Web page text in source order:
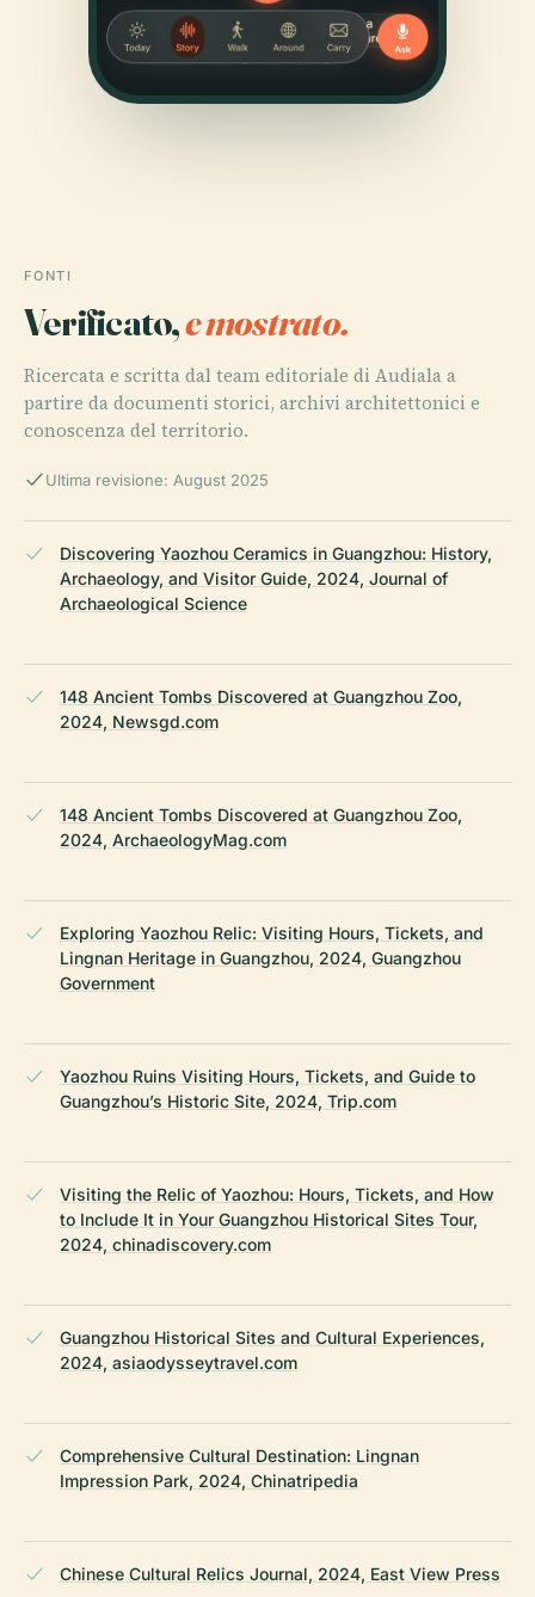
FONTI
Verificato,e mostrato.
Ricercata e scritta dal team editoriale di Audiala a
partire da documenti storici, archivi architettonici e
conoscenza del territorio.
Ultima revisione: August 2025
Discovering Yaozhou Ceramics in Guangzhou: History,
Archaeology, and Visitor Guide, 2024, Journal of
Archaeological Science
148 Ancient Tombs Discovered at Guangzhou Zoo,
2024, Newsgd.com
148 Ancient Tombs Discovered at Guangzhou Zoo,
2024, ArchaeologyMag.com
Exploring Yaozhou Relic: Visiting Hours, Tickets, and
Lingnan Heritage in Guangzhou, 2024, Guangzhou
Government
Yaozhou Ruins Visiting Hours, Tickets, and Guide to
Guangzhou’s Historic Site, 2024, Trip.com
Visiting the Relic of Yaozhou: Hours, Tickets, and How
to Include It in Your Guangzhou Historical Sites Tour,
2024, chinadiscovery.com
Guangzhou Historical Sites and Cultural Experiences,
2024, asiaodysseytravel.com
Comprehensive Cultural Destination: Lingnan
Impression Park, 2024, Chinatripedia
Chinese Cultural Relics Journal, 2024, East View Press